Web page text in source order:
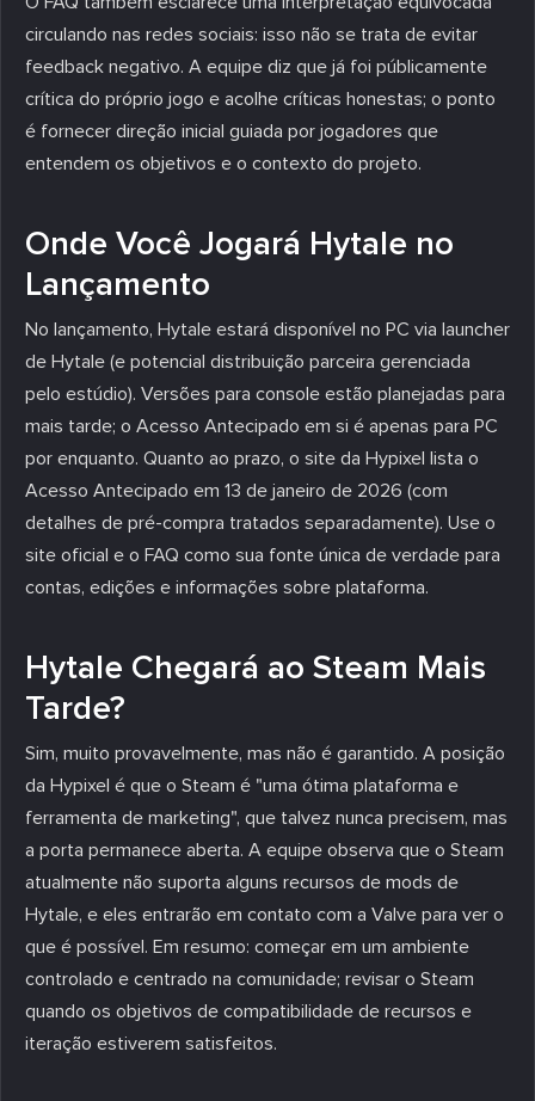
circulando nas redes sociais: isso não se trata de evitar
feedback negativo. A equipe diz que já foi públicamente
crítica do próprio jogo e acolhe críticas honestas; o ponto
é fornecer direção inicial guiada por jogadores que
entendem os objetivos e o contexto do projeto.
Onde Você Jogará Hytale no
Lançamento
No lançamento, Hytale estará disponível no PC via launcher
de Hytale (e potencial distribuição parceira gerenciada
pelo estúdio). Versões para console estão planejadas para
mais tarde; o Acesso Antecipado em si é apenas para PC
por enquanto. Quanto ao prazo, o site da Hypixel lista o
Acesso Antecipado em 13 de janeiro de 2026 (com
detalhes de pré-compra tratados separadamente). Use o
site oficial e o FAQ como sua fonte única de verdade para
contas, edições e informações sobre plataforma.
Hytale Chegará ao Steam Mais
Tarde?
Sim, muito provavelmente, mas não é garantido. A posição
da Hypixel é que o Steam é "uma ótima plataforma e
ferramenta de marketing", que talvez nunca precisem, mas
a porta permanece aberta. A equipe observa que o Steam
atualmente não suporta alguns recursos de mods de
Hytale, e eles entrarão em contato com a Valve para ver o
que é possível. Em resumo: começar em um ambiente
controlado e centrado na comunidade; revisar o Steam
quando os objetivos de compatibilidade de recursos e
iteração estiverem satisfeitos.